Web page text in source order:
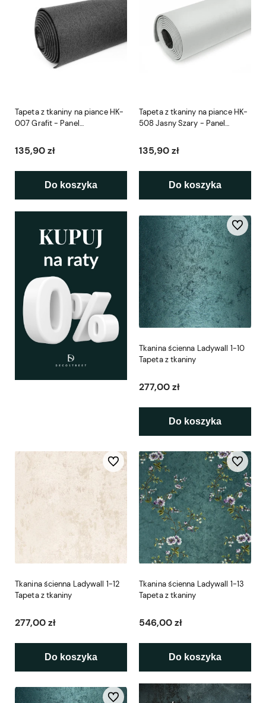
Tapeta z tkaniny na piance HK-
007 Grafit - Panel
135,90 zł
Do koszyka
Tapeta z tkaniny na piance HK-
508 Jasny Szary - Panel
135,90 zł
Do koszyka
Tkanina ścienna Ladywall 1-10
Tapeta z tkaniny
277,00 zł
Do koszyka
Do
Tkanina ścienna Ladywall 1-12
Tapeta z tkaniny
277,00 zł
Do koszyka
Do ulubionych
Tkanina ścienna Ladywall 1-13
Tapeta z tkaniny
546,00 zł
Do koszyka
Do
Do ulubionych